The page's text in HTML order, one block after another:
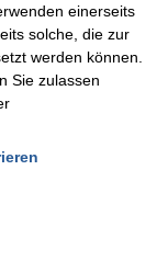
Uhr
Uhr
einerseits
solche, die zur
werden können.
Sie zulassen